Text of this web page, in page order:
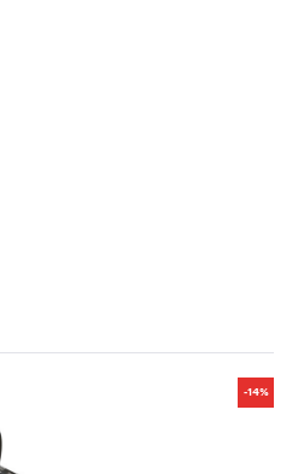
-14%